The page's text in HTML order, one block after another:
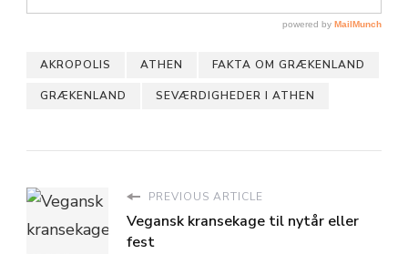
AKROPOLIS ATHEN FAKTA OM GRÆKENLAND
GRÆKENLAND SEVÆRDIGHEDER I ATHEN
PREVIOUS ARTICLE
Vegansk kransekage til nytår eller
fest